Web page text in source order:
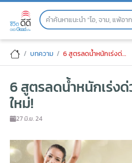
Skip
6 สูตรลดน้ำหนักเร่งด่วน
บทความ 6 สูตรลดน้ำหนักเร่งด่วน ต้อนรับปีใหม่!
6 สูตรลดน้ำหนักเร่ง
ใหม่!
27 มิ.ย. 24